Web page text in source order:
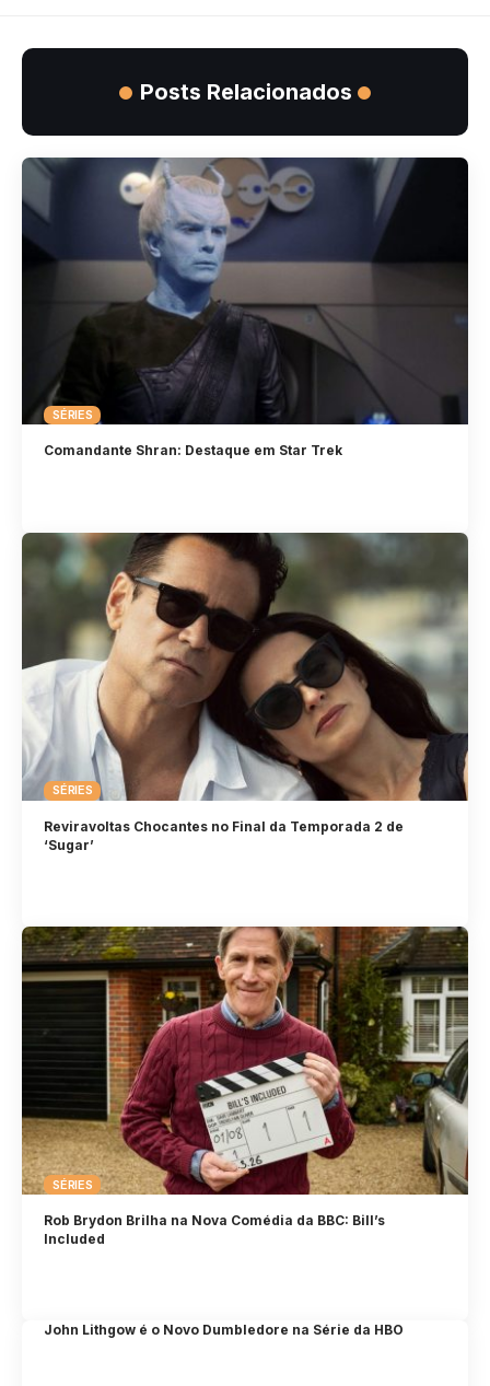
Posts Relacionados
SÉRIES
Comandante Shran: Destaque em Star Trek
SÉRIES
Reviravoltas Chocantes no Final da Temporada 2 de
‘Sugar’
SÉRIES
Rob Brydon Brilha na Nova Comédia da BBC: Bill’s
Included
John Lithgow é o Novo Dumbledore na Série da HBO